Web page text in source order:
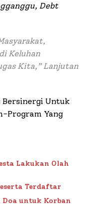
Debt
Keluhan
Kita,” Lanjutan
Bersinergi Untuk
Program Yang
Lakukan Olah
Terdaftar
Doa untuk Korban